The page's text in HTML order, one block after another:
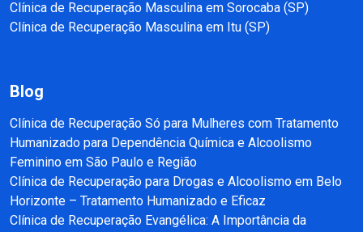
Clínica de Recuperação Masculina em Sorocaba (SP)
Clínica de Recuperação Masculina em Itu (SP)
Blog
Clínica de Recuperação Só para Mulheres com Tratamento
Humanizado para Dependência Química e Alcoolismo
Feminino em São Paulo e Região
Clínica de Recuperação para Drogas e Alcoolismo em Belo
Horizonte – Tratamento Humanizado e Eficaz
Clínica de Recuperação Evangélica: A Importância da